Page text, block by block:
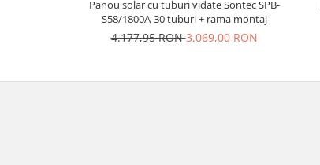
Panou solar cu tuburi vidate Sontec SPB-
S58/1800A-30 tuburi + rama montaj
4.177,95 RON3.069,00 RON